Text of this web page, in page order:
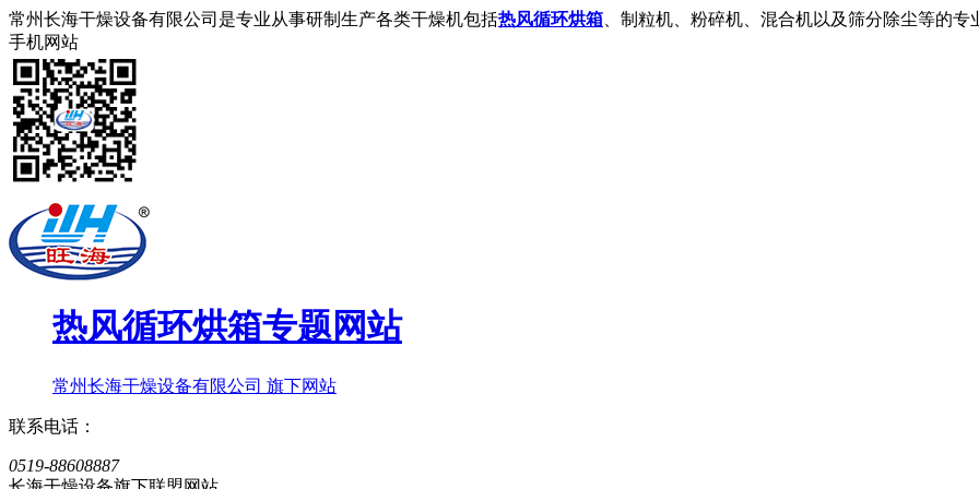
常州长海干燥设备有限公司是专业从事研制生产各类干燥机包括热风循环烘箱 、制粒机、粉碎机、混合机以及筛分除尘等的专
手机网站
热风循环烘箱专题网站
常州长海干燥设备有限公司 旗下网站
联系电话：
0519-88608887